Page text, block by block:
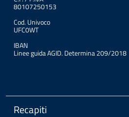
80107250153
Cod. Univoco
UFC0WT
IBAN
Linee guida AGID. Determina 209/2018
Recapiti